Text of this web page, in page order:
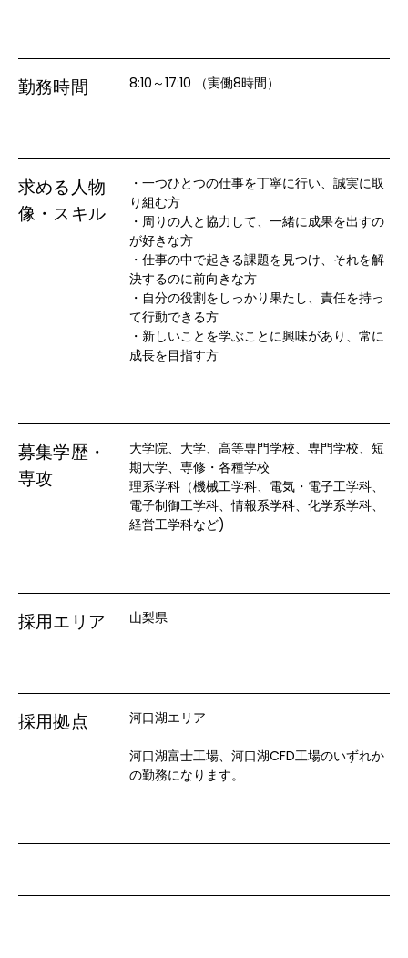
勤務時間 8:10～17:10 （実働8時間）
求める人物
像・スキル
・一つひとつの仕事を丁寧に行い、誠実に取
り組む方
・周りの人と協力して、一緒に成果を出すの
が好きな方
・仕事の中で起きる課題を見つけ、それを解
決するのに前向きな方
・自分の役割をしっかり果たし、責任を持っ
て行動できる方
・新しいことを学ぶことに興味があり、常に
成長を目指す方
募集学歴・
専攻
大学院、大学、高等専門学校、専門学校、短
期大学、専修・各種学校
理系学科（機械工学科、電気・電子工学科、
電子制御工学科、情報系学科、化学系学科、
経営工学科など)
採用エリア 山梨県
採用拠点 河口湖エリア
河口湖富士工場、河口湖CFD工場のいずれか
の勤務になります。